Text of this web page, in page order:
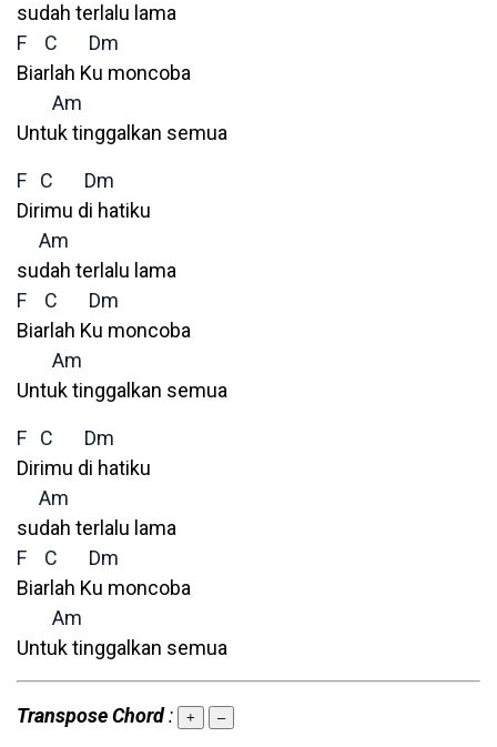
sudah terlalu lama
F
C
Dm
Biarlah Ku moncoba
Am
Untuk tinggalkan semua
F C
Dm
Dirimu di hatiku
Am
sudah terlalu lama
F
C
Dm
Biarlah Ku moncoba
Am
Untuk tinggalkan semua
F C
Dm
Dirimu di hatiku
Am
sudah terlalu lama
F
C
Dm
Biarlah Ku moncoba
Am
Untuk tinggalkan semua
Transpose Chord: + –